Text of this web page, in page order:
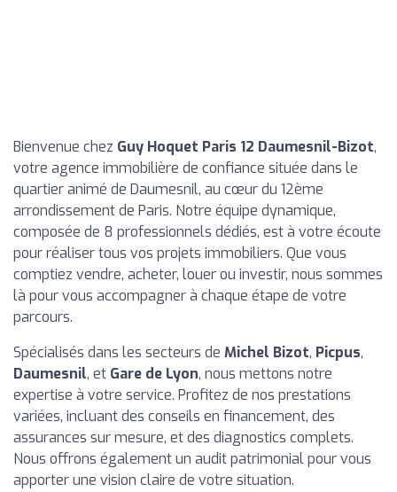
Bienvenue chez Guy Hoquet Paris 12 Daumesnil-Bizot,
votre agence immobilière de confiance située dans le
quartier animé de Daumesnil, au cœur du 12ème
arrondissement de Paris. Notre équipe dynamique,
composée de 8 professionnels dédiés, est à votre écoute
pour réaliser tous vos projets immobiliers. Que vous
comptiez vendre, acheter, louer ou investir, nous sommes
là pour vous accompagner à chaque étape de votre
parcours.
Spécialisés dans les secteurs de Michel Bizot, Picpus,
Daumesnil, et Gare de Lyon, nous mettons notre
expertise à votre service. Profitez de nos prestations
variées, incluant des conseils en financement, des
assurances sur mesure, et des diagnostics complets.
Nous offrons également un audit patrimonial pour vous
apporter une vision claire de votre situation.